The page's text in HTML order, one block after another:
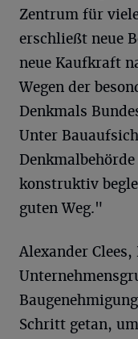
Zentrum für
erschließt neue
neue Kaufkraft
Wegen der
Denkmals
Unter
konstruktiv
guten Weg."
Alexander
Schritt getan,